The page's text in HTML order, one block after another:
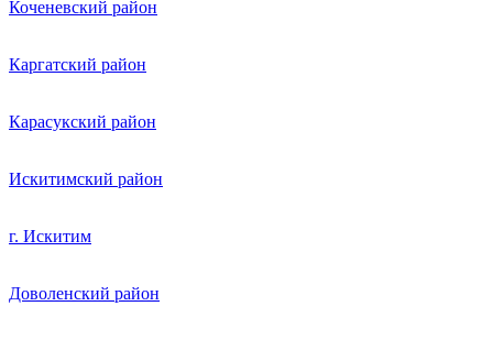
Коченевский район
Каргатский район
Карасукский район
Искитимский район
г. Искитим
Доволенский район